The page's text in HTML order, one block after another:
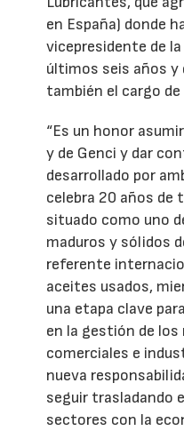
en España) donde
vicepresidente de
últimos seis años
también el cargo
“Es un honor
y de Genci y dar
desarrollado por
celebra 20 años de
situado como uno
maduros y sólidos
referente
aceites usados,
una etapa clave
en la gestión de los
comerciales e
nueva
seguir trasladando
sectores con la